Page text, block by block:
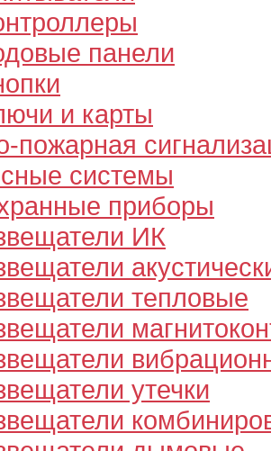
панели
и карты
пожарная
системы
приборы
ИК
тепловые
утечки